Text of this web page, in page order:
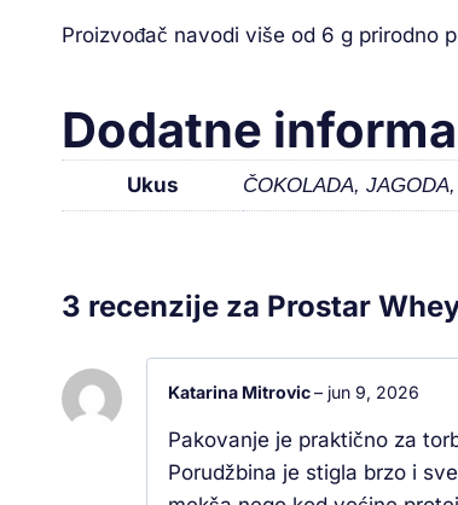
Proizvođač navodi više od 6 g prirodno
Dodatne
Ukus ČOKOLADA,
3 recenzije za Prostar
Katarina Mitrovic– jun 9, 2026
Pakovanje je praktično za
Porudžbina je stigla brzo i